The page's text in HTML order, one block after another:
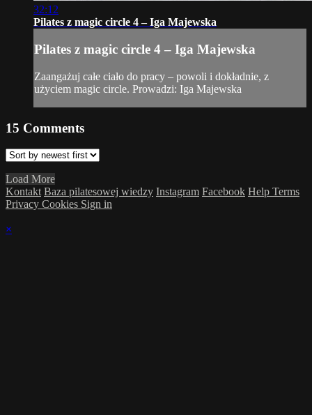
32:12
Pilates z magic circle 4 – Iga Majewska
Pilates z magic circle 4 – Iga Majewska
Zaangażuj całe ciało do pracy – powoli i dokładnie, z
użyciem magic circle. Prowadzi: Iga Majewska
15 Comments
Load More
Kontakt Baza pilatesowej wiedzy Instagram Facebook Help Terms
Privacy Cookies Sign in
×